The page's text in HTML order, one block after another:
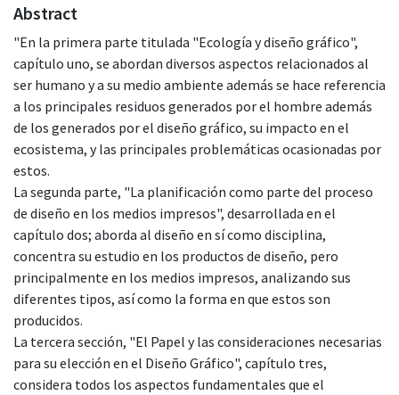
Abstract
"En la primera parte titulada "Ecología y diseño gráfico",
capítulo uno, se abordan diversos aspectos relacionados al
ser humano y a su medio ambiente además se hace referencia
a los principales residuos generados por el hombre además
de los generados por el diseño gráfico, su impacto en el
ecosistema, y las principales problemáticas ocasionadas por
estos.
La segunda parte, "La planificación como parte del proceso
de diseño en los medios impresos", desarrollada en el
capítulo dos; aborda al diseño en sí como disciplina,
concentra su estudio en los productos de diseño, pero
principalmente en los medios impresos, analizando sus
diferentes tipos, así como la forma en que estos son
producidos.
La tercera sección, "El Papel y las consideraciones necesarias
para su elección en el Diseño Gráfico", capítulo tres,
considera todos los aspectos fundamentales que el